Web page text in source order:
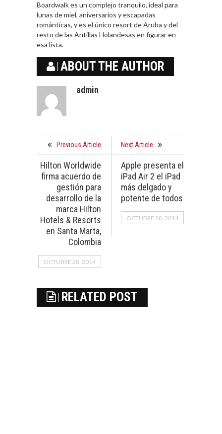
Boardwalk es un complejo tranquilo, ideal para
lunas de miel, aniversarios y escapadas
románticas, y es el único resort de Aruba y del
resto de las Antillas Holandesas en figurar en
esa lista.
ABOUT THE AUTHOR
admin
Previous Article
Hilton Worldwide
firma acuerdo de
gestión para
desarrollo de la
marca Hilton
Hotels & Resorts
en Santa Marta,
Colombia
OCTUBRE 28, 2014
Next Article
Apple presenta el
iPad Air 2 el iPad
más delgado y
potente de todos
OCTUBRE 28, 2014
RELATED POST